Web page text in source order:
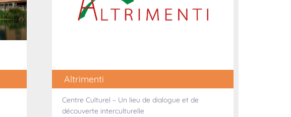
Altrimenti
Centre Culturel – Un lieu de dialogue et de
découverte interculturelle